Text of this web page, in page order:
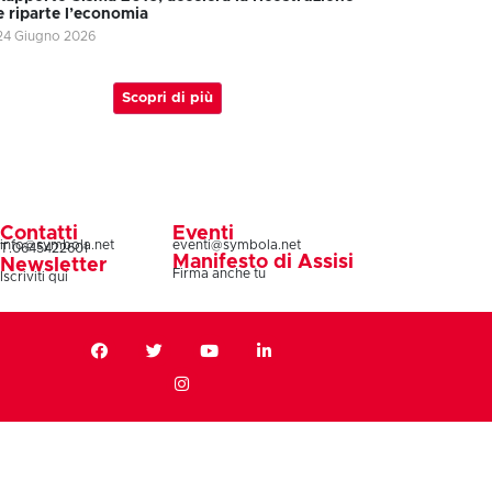
riparte l’economia
Giugno 2026
Scopri di più
Contatti
info@symbola.net
T.0645422601
Newsletter
Iscriviti qui
Eventi
eventi@symbola.net
Manifesto di Assisi
Firma anche tu